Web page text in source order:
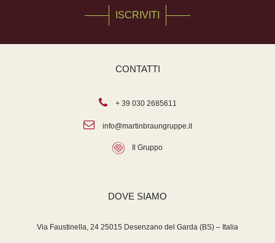
ISCRIVITI
CONTATTI
+ 39 030 2685611
info@martinbraungruppe.it
Il Gruppo
DOVE SIAMO
Via Faustinella, 24 25015 Desenzano del Garda (BS) – Italia